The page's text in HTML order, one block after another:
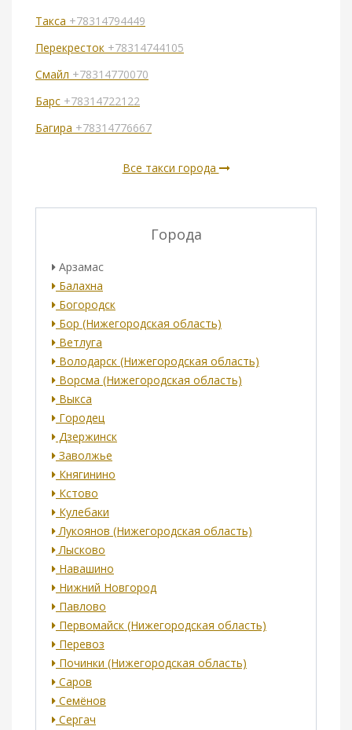
Такса +78314794449
Перекресток +78314744105
Смайл +78314770070
Барс +78314722122
Багира +78314776667
Все такси города
Города
Арзамас
Балахна
Богородск
Бор (Нижегородская область)
Ветлуга
Володарск (Нижегородская область)
Ворсма (Нижегородская область)
Выкса
Городец
Дзержинск
Заволжье
Княгинино
Кстово
Кулебаки
Лукоянов (Нижегородская область)
Лысково
Навашино
Нижний Новгород
Павлово
Первомайск (Нижегородская область)
Перевоз
Починки (Нижегородская область)
Саров
Семёнов
Сергач